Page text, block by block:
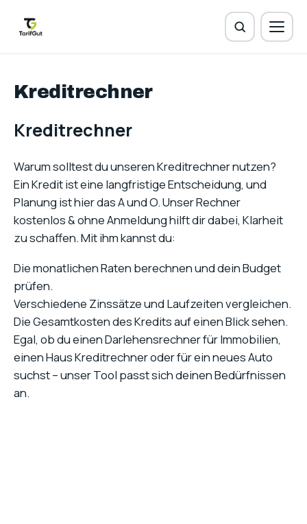
Kreditrechner
Kreditrechner
Warum solltest du unseren Kreditrechner nutzen?
Ein Kredit ist eine langfristige Entscheidung, und
Planung ist hier das A und O. Unser Rechner
kostenlos & ohne Anmeldung hilft dir dabei, Klarheit
zu schaffen. Mit ihm kannst du:
Die monatlichen Raten berechnen und dein Budget
prüfen.
Verschiedene Zinssätze und Laufzeiten vergleichen.
Die Gesamtkosten des Kredits auf einen Blick sehen.
Egal, ob du einenDarlehensrechnerfür Immobilien,
einen Haus Kreditrechner oder für ein neues Auto
suchst – unser Tool passt sich deinen Bedürfnissen
an.